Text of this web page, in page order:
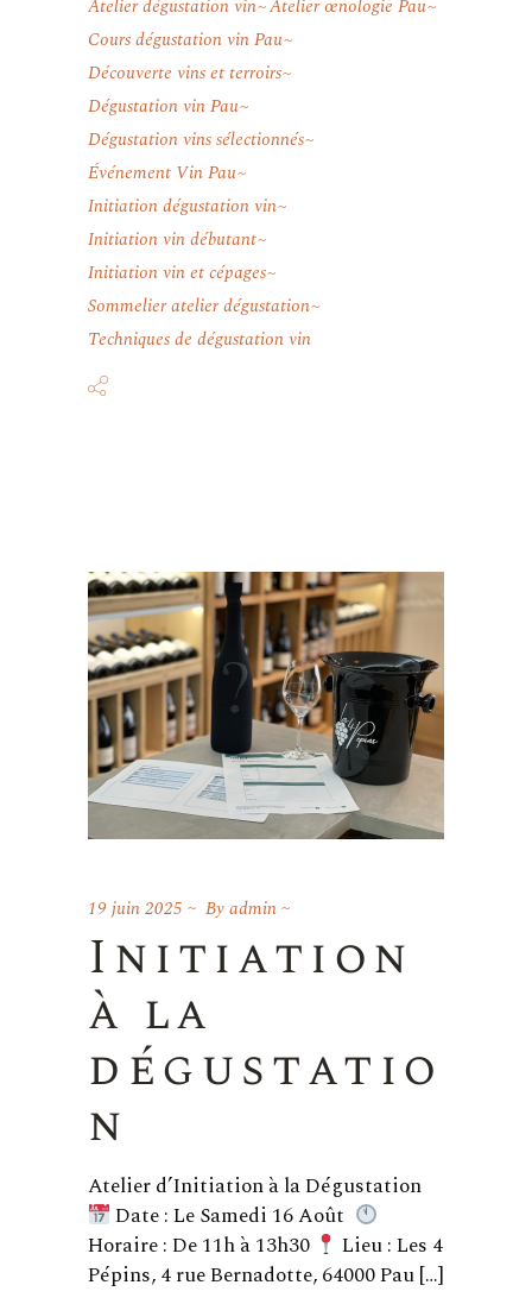
Atelier dégustation vin Atelier œnologie Pau
Cours dégustation vin Pau
Découverte vins et terroirs
Dégustation vin Pau
Dégustation vins sélectionnés
Événement Vin Pau
Initiation dégustation vin
Initiation vin débutant
Initiation vin et cépages
Sommelier atelier dégustation
Techniques de dégustation vin
19 juin 2025 Byadmin
Initiation
à la
dégustatio
n
Atelier d’Initiation à la Dégustation
Date : Le Samedi 16 Août
Horaire : De 11h à 13h30
Lieu : Les 4
Pépins, 4 rue Bernadotte, 64000 Pau […]